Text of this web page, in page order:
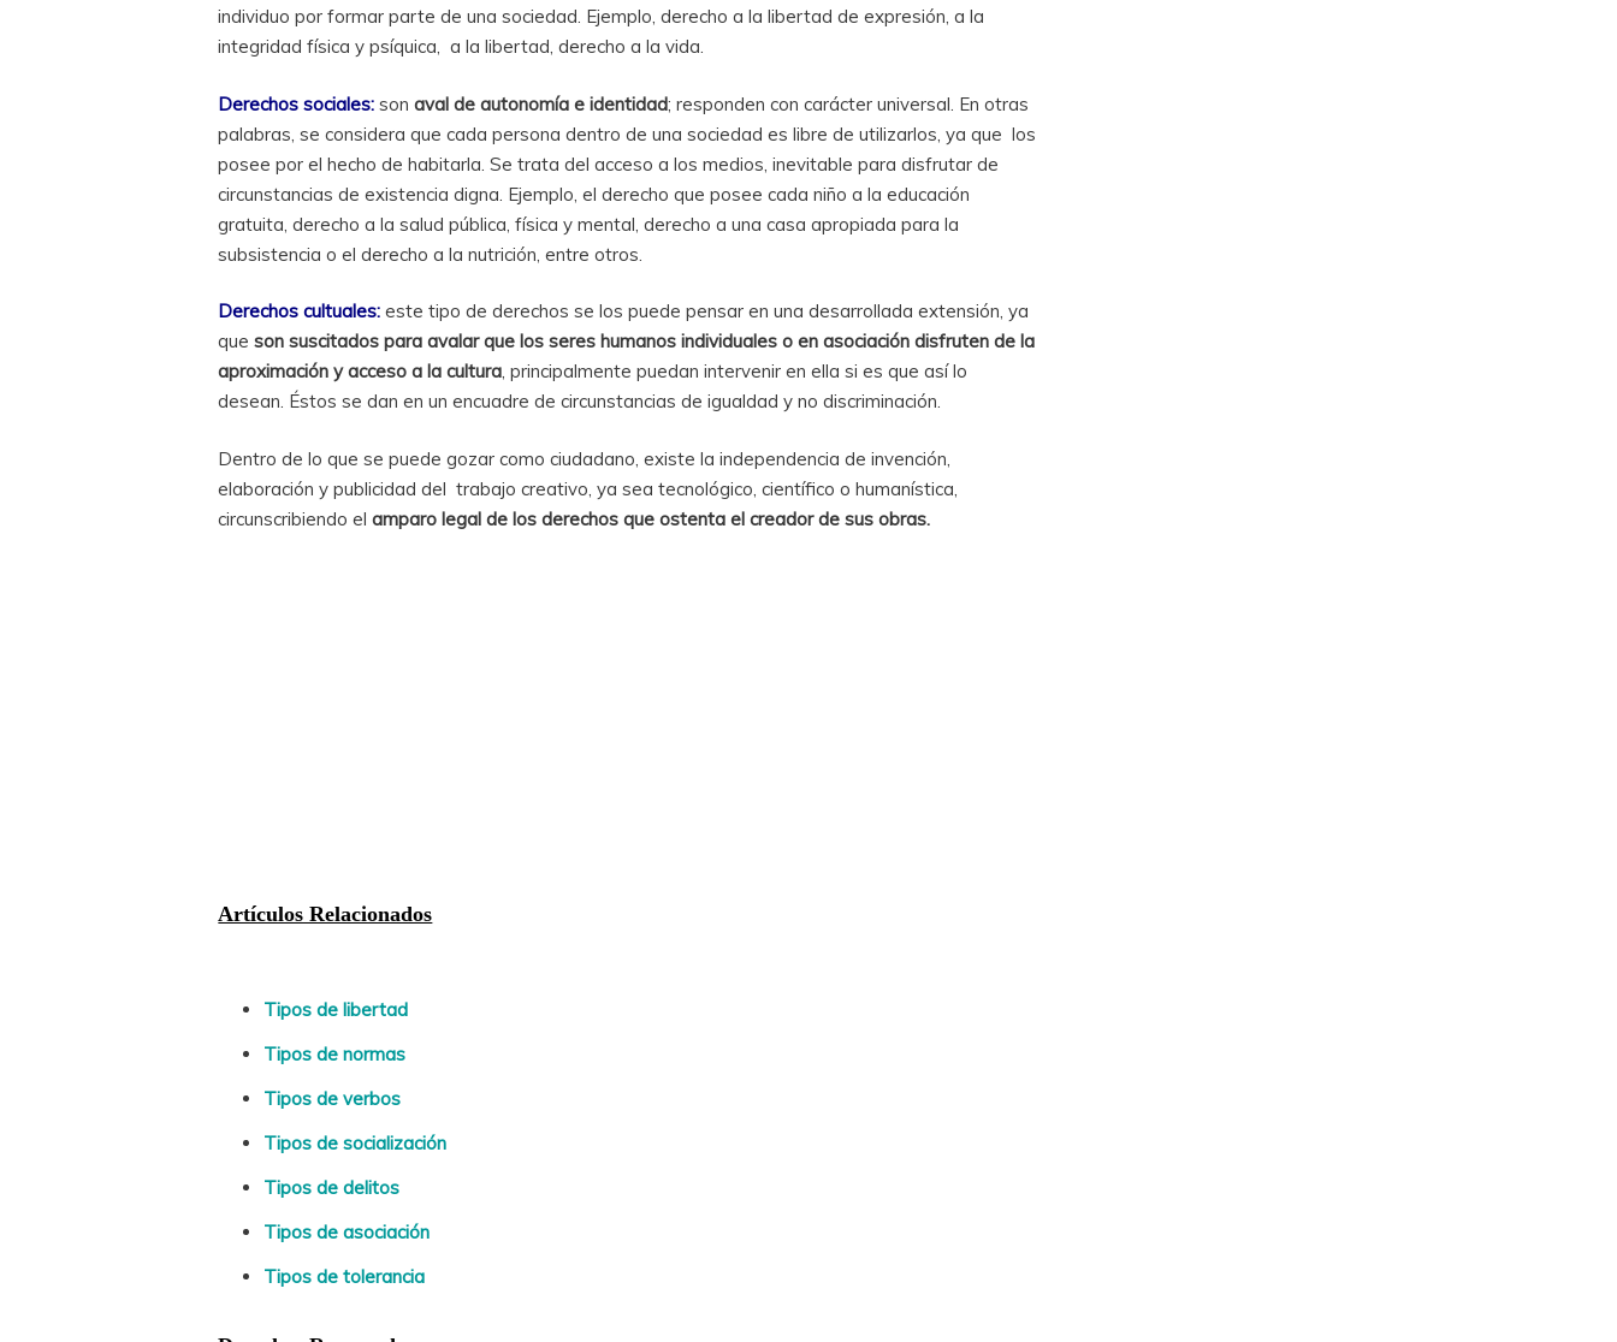
individuo por formar parte de una sociedad. Ejemplo, derecho a la libertad de expresión, a la
integridad física y psíquica, a la libertad, derecho a la vida.
Derechos sociales:sonaval de autonomía e identidad; responden con carácter universal. En otras
palabras, se considera que cada persona dentro de una sociedad es libre de utilizarlos, ya que los
posee por el hecho de habitarla. Se trata del acceso a los medios, inevitable para disfrutar de
circunstancias de existencia digna. Ejemplo, el derecho que posee cada niño a la educación
gratuita, derecho a la salud pública, física y mental, derecho a una casa apropiada para la
subsistencia o el derecho a la nutrición, entre otros.
Derechos cultuales: este tipo de derechos se los puede pensar en una desarrollada extensión, ya
que son suscitados para avalar que los seres humanos individuales o en asociación disfruten de la
aproximación y acceso a la cultura, principalmente puedan intervenir en ella si es que así lo
desean. Éstos se dan en un encuadre de circunstancias de igualdad y no discriminación.
Dentro de lo que se puede gozar como ciudadano, existe la independencia de invención,
elaboración y publicidad del trabajo creativo, ya sea tecnológico, científico o humanística,
circunscribiendo elamparo legal de los derechos que ostenta el creador de sus obras.
Artículos Relacionados
Tipos de libertad
Tipos de normas
Tipos de verbos
Tipos de socialización
Tipos de delitos
Tipos de asociación
Tipos de tolerancia